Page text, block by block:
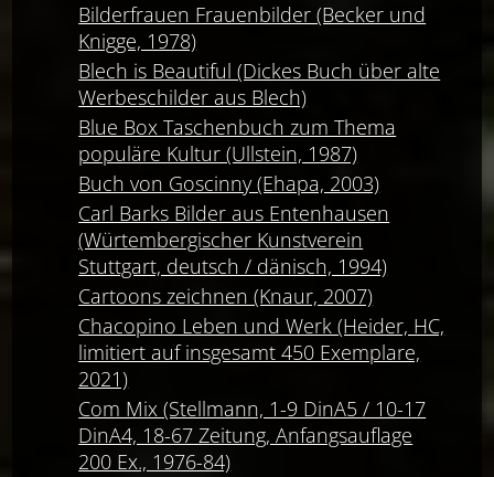
Bilderfrauen Frauenbilder (Becker und
Knigge, 1978)
Blech is Beautiful (Dickes Buch über alte
Werbeschilder aus Blech)
Blue Box Taschenbuch zum Thema
populäre Kultur (Ullstein, 1987)
Buch von Goscinny (Ehapa, 2003)
Carl Barks Bilder aus Entenhausen
(Würtembergischer Kunstverein
Stuttgart, deutsch / dänisch, 1994)
Cartoons zeichnen (Knaur, 2007)
Chacopino Leben und Werk (Heider, HC,
limitiert auf insgesamt 450 Exemplare,
2021)
Com Mix (Stellmann, 1-9 DinA5 / 10-17
DinA4, 18-67 Zeitung, Anfangsauflage
200 Ex., 1976-84)